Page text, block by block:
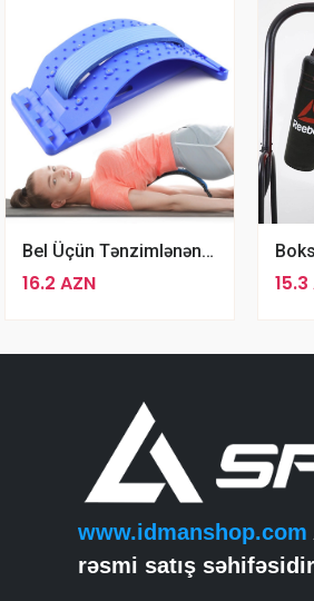
Bel Üçün Tənzimlənən Lumbar Sine Reliever 3 Hissəli Masaj Aləti
16.2 AZN 15.3
www.idmanshop.com
rəsmi satış